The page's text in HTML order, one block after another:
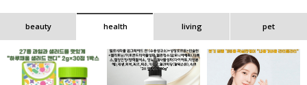
beauty health living pet